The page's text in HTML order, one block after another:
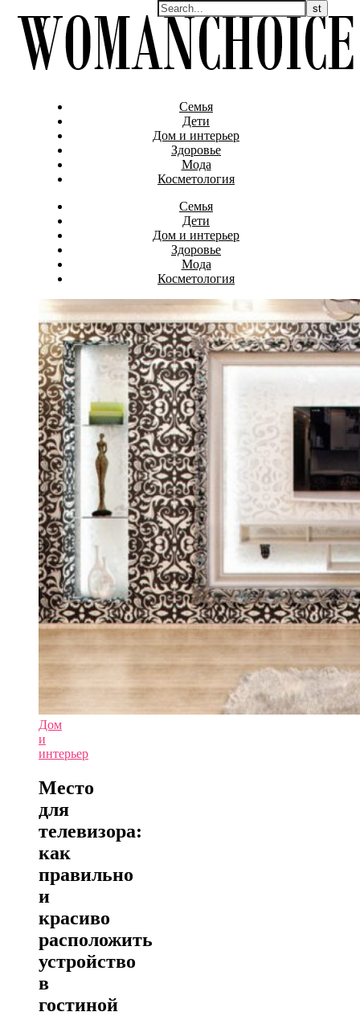
Семья
Дети
Дом и интерьер
Здоровье
Мода
Косметология
Семья
Дети
Дом и интерьер
Здоровье
Мода
Косметология
Дом
и
интерьер
Место
для
телевизора:
как
правильно
и
красиво
расположить
устройство
в
гостиной